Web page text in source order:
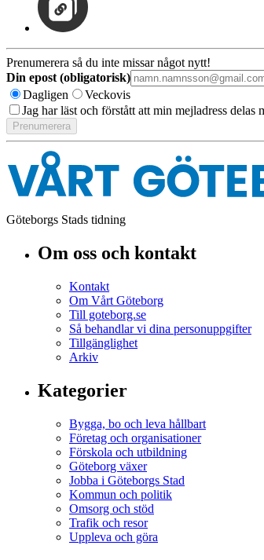
Prenumerera så du inte missar något nytt!
Din epost (obligatorisk)
Dagligen
Veckovis
Jag har läst och förstått att min mejladress
Göteborgs Stads tidning
Om oss och kontakt
Kontakt
Om Vårt Göteborg
Till goteborg.se
Så behandlar vi dina personuppgifter
Tillgänglighet
Arkiv
Kategorier
Bygga, bo och leva hållbart
Företag och organisationer
Förskola och utbildning
Göteborg växer
Jobba i Göteborgs Stad
Kommun och politik
Omsorg och stöd
Trafik och resor
Uppleva och göra